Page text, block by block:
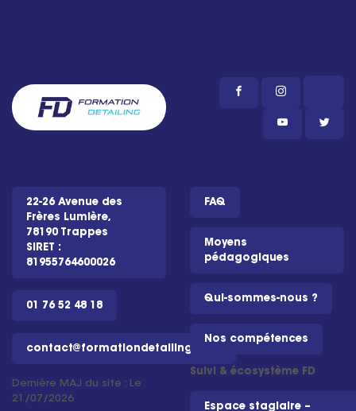
22-26 Avenue des
Frères Lumière,
78190 Trappes
SIRET :
81955764600026
01 76 52 48 18
contact@formationdetailing.com
Dernière MAJ du site : Le
21/07/2026
FAQ
Moyens
pédagogiques
Qui-sommes-nous ?
Nos compétences
Suivi & écosystème FD
Espace stagiaire –